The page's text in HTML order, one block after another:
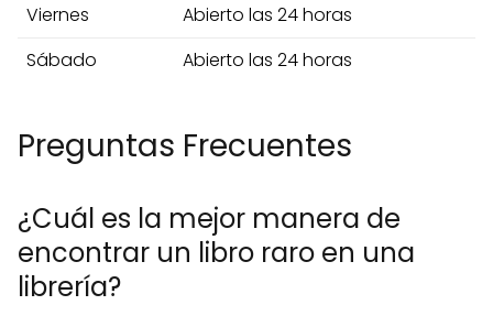
Viernes
Abierto las 24 horas
Sábado
Abierto las 24 horas
Preguntas Frecuentes
¿Cuál es la mejor manera de
encontrar un libro raro en una
librería?